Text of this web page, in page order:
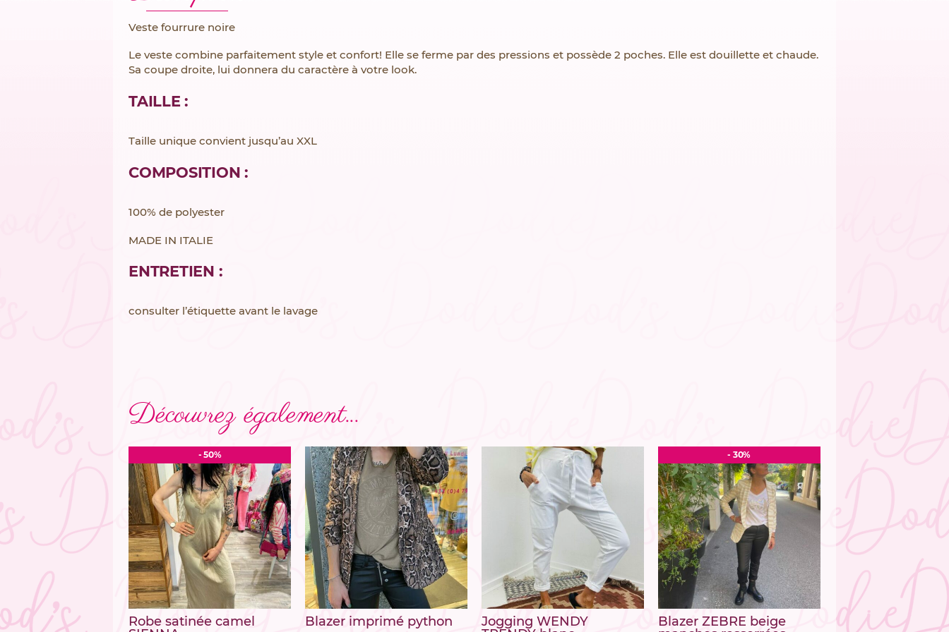
Veste fourrure noire
Le veste combine parfaitement style et confort! Elle se ferme par des pressions et possède 2 poches. Elle est douillette et chaude.
Sa coupe droite, lui donnera du caractère à votre look.
TAILLE :
Taille unique convient jusqu’au XXL
COMPOSITION :
100% de polyester
MADE IN ITALIE
ENTRETIEN :
consulter l’étiquette avant le lavage
Découvrez également...
- 50%
Robe satinée camel
Blazer imprimé python
Jogging WENDY
- 30%
Blazer ZEBRE beige